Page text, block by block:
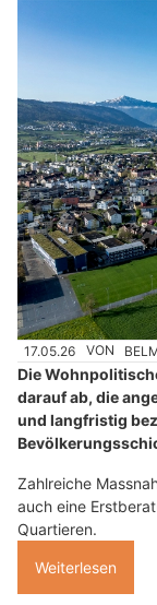
17.05.26 VON
Die
darauf ab, die
und langfristig
Zahlreiche
auch eine
Quartieren.
Weiterlesen